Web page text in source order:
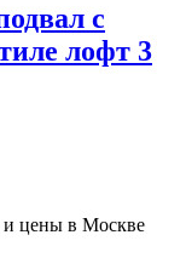
с
лофт 3
и цены в Москве